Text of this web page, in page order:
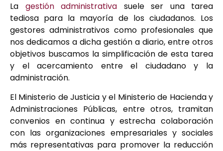
La gestión administrativa suele ser una tarea
tediosa para la mayoría de los ciudadanos. Los
gestores administrativos como profesionales que
nos dedicamos a dicha gestión a diario, entre otros
objetivos buscamos la simplificación de esta tarea
y el acercamiento entre el ciudadano y la
administración.
El Ministerio de Justicia y el Ministerio de Hacienda y
Administraciones Públicas, entre otros, tramitan
convenios en continua y estrecha colaboración
con las organizaciones empresariales y sociales
más representativas para promover la reducción